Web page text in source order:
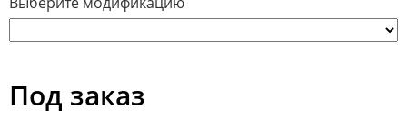
Под заказ